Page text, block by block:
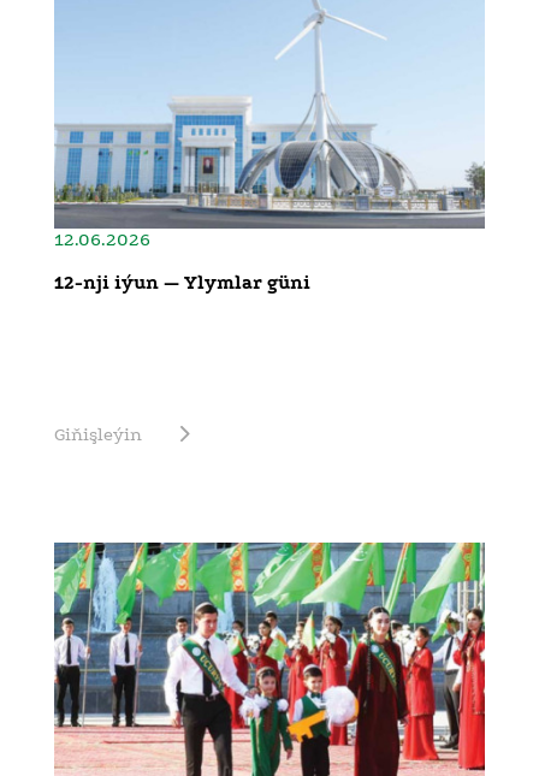
12.06.2026
12-nji iýun — Ylymlar güni
Giňişleýin